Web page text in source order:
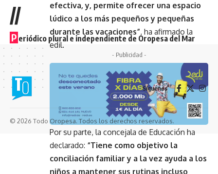
efectiva, y, permite ofrecer una espacio
lúdico a los más pequeños y pequeñas
durante las vacaciones”, ha afirmado la
edil.
- Publicidad -
Por su parte, la concejala de Educación ha
declarado: “Tiene como objetivo la
conciliación familiar y a la vez ayuda a los
niños a mantener sus rutinas incluso
//
P eriódico plural e independiente de Oropesa del Mar
Síguenos
© 2026 Todo Oropesa. Todos los derechos reservados.